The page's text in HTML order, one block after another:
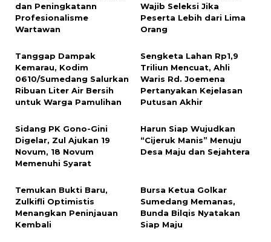
dan Peningkatann
Profesionalisme
Wartawan
Wajib Seleksi Jika
Peserta Lebih dari Lima
Orang
Tanggap Dampak
Kemarau, Kodim
0610/Sumedang Salurkan
Ribuan Liter Air Bersih
untuk Warga Pamulihan
‎Sengketa Lahan Rp1,9
Triliun Mencuat, Ahli
Waris Rd. Joemena
Pertanyakan Kejelasan
Putusan Akhir
‎Sidang PK Gono-Gini
Digelar, Zul Ajukan 19
Novum, 18 Novum
Memenuhi Syarat
‎Harun Siap Wujudkan
“Cijeruk Manis” Menuju
Desa Maju dan Sejahtera
‎Temukan Bukti Baru,
Zulkifli Optimistis
Menangkan Peninjauan
Kembali
‎Bursa Ketua Golkar
Sumedang Memanas,
Bunda Bilqis Nyatakan
Siap Maju